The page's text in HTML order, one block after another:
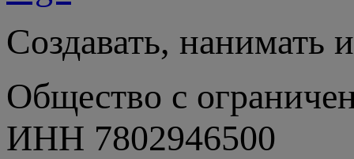
Создавать, нанимать
Общество с
ИНН 7802946500